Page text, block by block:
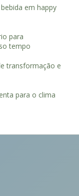
em happy
para
tempo
transformação e
para o clima